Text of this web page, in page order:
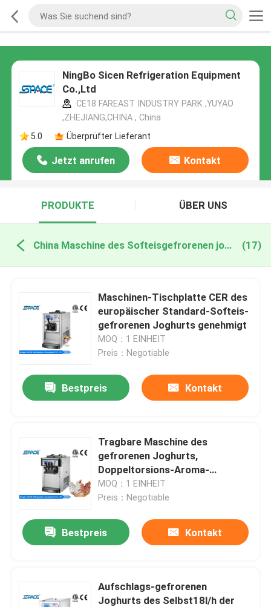
NingBo Sicen Refrigeration Equipment
Co.,Ltd
CE18 FAREAST INDUSTRY PARK ,YUYAO
,ZHEJIANG,CHINA , China
5.0
Überprüfter Lieferant
Jetzt anrufen Kontakt
PRODUKTE ÜBER UNS
China Maschine des Softeisgefrorenen joghurts (17)
Maschinen-Tischplatte CER des
europäischer Standard-Softeis-
gefrorenen Joghurts genehmigt
MOQ：1 EINHEIT
Preis：Negotiable
Bestpreis Kontakt
Tragbare Maschine des
gefrorenen Joghurts,
Doppeltorsions-Aroma-
gefrorener Jogurt, der Maschine
herstellt
MOQ：1 EINHEIT
Preis：Negotiable
Bestpreis Kontakt
Aufschlags-gefrorenen
Joghurts des Selbst18l/h der